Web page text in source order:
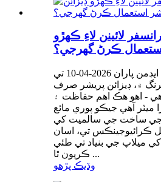
لائينن لاءِ ڪهڙو
استعمال ڪرڻ گهرجي؟
ايڊمن پاران 2026-04-10 تي
۾، ڊيزائن پريشر صرف
- اهو هڪ اهم حفاظت ۽
ميٽر آهي جيڪو پوري مائع
جي ساخت جي سالميت کي
ڪرائيوجينڪس تي، اسان
کي ميلاپ جي بنياد تي طئي
ڪريون ٿا ...
وڌيڪ پڙهو